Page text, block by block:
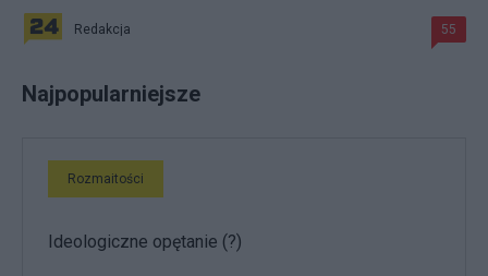
Redakcja 55
Najpopularniejsze
Rozmaitości
Ideologiczne opętanie (?)